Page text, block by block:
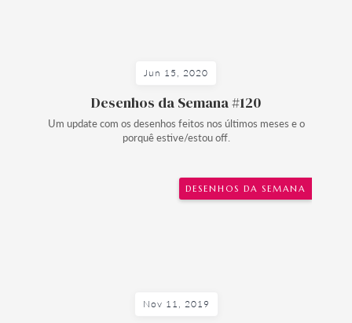
Jun 15, 2020
Desenhos da Semana #120
Um update com os desenhos feitos nos últimos meses e o
porquê estive/estou off.
DESENHOS DA SEMANA
Nov 11, 2019